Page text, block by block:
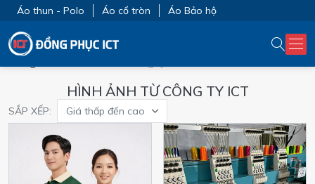
Áo thun - Polo Áo cổ tròn Áo Bảo hộ
HÌNH ẢNH TỪ CÔNG TY ICT
SẮP XẾP: Giá thấp đến cao